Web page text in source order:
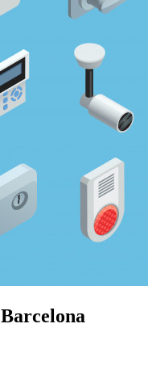
Barcelona